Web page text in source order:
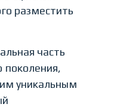
разместить
часть
поколения,
уникальным